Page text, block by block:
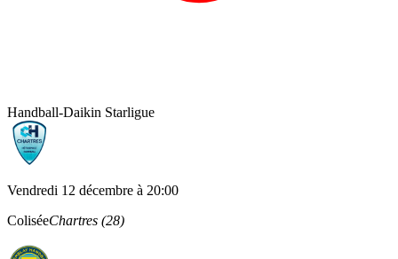
Handball-Daikin Starligue
Vendredi 12 décembre à 20:00
ColiséeChartres (28)